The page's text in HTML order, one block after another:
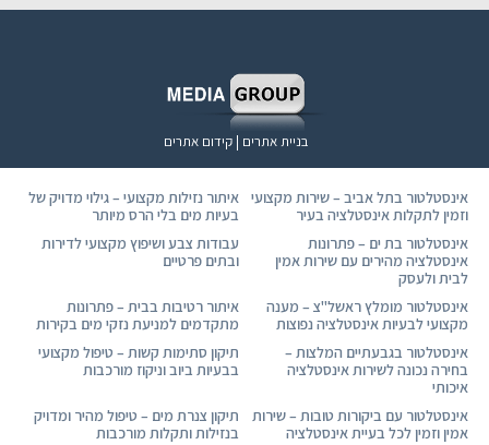
בניית אתרים | קידום אתרים
אינסטלטור בתל אביב – שירות מקצועי
וזמין לתקלות אינסטלציה בעיר
איתור נזילות מקצועי – גילוי מדויק של
בעיות מים בלי הרס מיותר
אינסטלטור בת ים – פתרונות
אינסטלציה מהירים עם שירות אמין
לבית ולעסק
עבודות צבע ושיפוץ מקצועי לדירות
ובתים פרטיים
אינסטלטור מומלץ ראשל"צ – מענה
מקצועי לבעיות אינסטלציה נפוצות
איתור רטיבות בבית – פתרונות
מתקדמים למניעת נזקי מים בקירות
אינסטלטור בגבעתיים המלצות –
בחירה נכונה לשירות אינסטלציה
איכותי
תיקון סתימות קשות – טיפול מקצועי
בבעיות ביוב וניקוז מורכבות
אינסטלטור עם ביקורות טובות – שירות
אמין וזמין לכל בעיית אינסטלציה
תיקון צנרת מים – טיפול מהיר ומדויק
בנזילות ותקלות מורכבות